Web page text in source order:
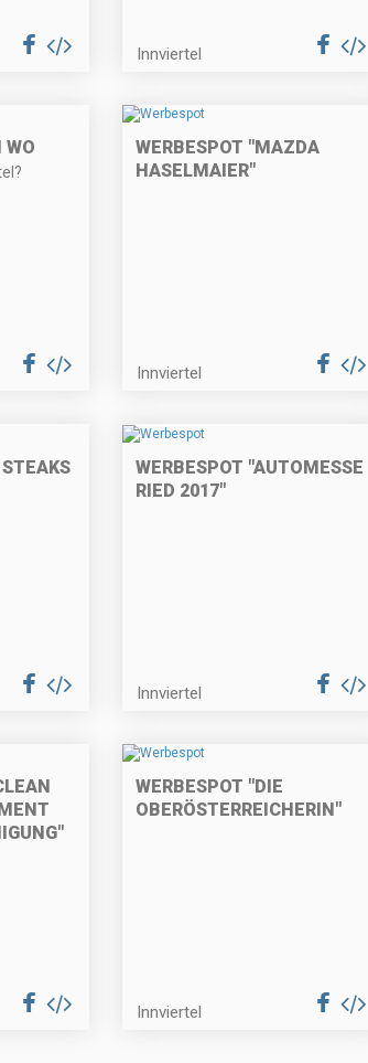
Innviertel
WO
WERBESPOT "MAZDA
HASELMAIER"
Innviertel
WERBESPOT "AUTOMESSE
RIED 2017"
Innviertel
WERBESPOT "DIE
OBERÖSTERREICHERIN"
Innviertel